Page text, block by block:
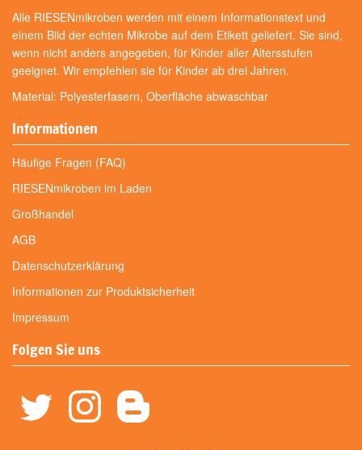
Alle RIESENmikroben werden mit einem Informationstext und
einem Bild der echten Mikrobe auf dem Etikett geliefert. Sie sind,
wenn nicht anders angegeben, für Kinder aller Altersstufen
geeignet. Wir empfehlen sie für Kinder ab drei Jahren.
Material: Polyesterfasern, Oberfläche abwaschbar
Informationen
Häufige Fragen (FAQ)
RIESENmikroben im Laden
Großhandel
AGB
Datenschutzerklärung
Informationen zur Produktsicherheit
Impressum
Folgen Sie uns